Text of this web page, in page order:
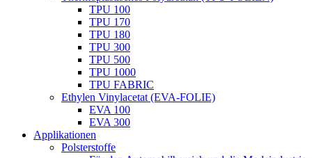
TPU 100
TPU 170
TPU 180
TPU 300
TPU 500
TPU 1000
TPU FABRIC
Ethylen Vinylacetat (EVA-FOLIE)
EVA 100
EVA 300
Applikationen
Polsterstoffe